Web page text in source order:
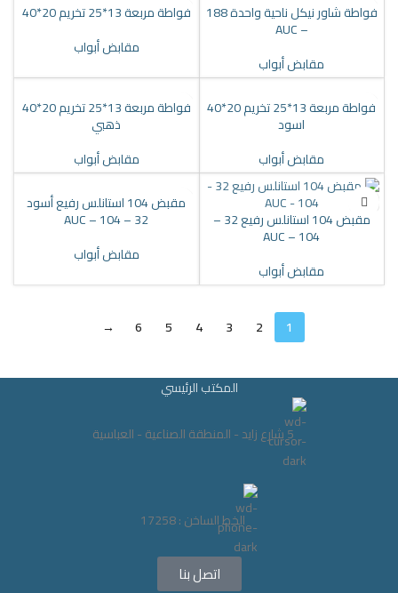
فواطة شاور نيكل ناحية واحدة 188
– AUC
مقابض أبواب
فواطة مربعة 13*25 تخريم 20*40
مقابض أبواب
فواطة مربعة 13*25 تخريم 20*40
اسود
مقابض أبواب
فواطة مربعة 13*25 تخريم 20*40
ذهبي
مقابض أبواب
مقبض 104 استانلس رفيع 32 –
104 – AUC
مقابض أبواب
مقبض 104 استانلس رفيع أسود
32 – 104 – AUC
مقابض أبواب
1
2
3
4
5
6
→
المكتب الرئيسي
5 شارع زايد - المنطقة الصناعية - العباسية
الخط الساخن : 17258
اتصل بنا